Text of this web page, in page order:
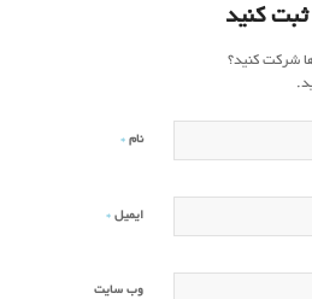
ثبت کنید
شرکت کنید؟
نام *
ایمیل *
وب‌ سایت